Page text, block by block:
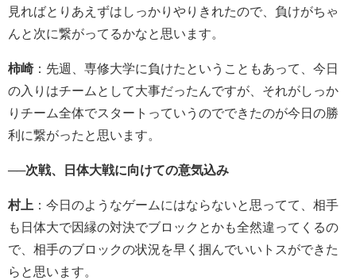
見ればとりあえずはしっかりやりきれたので、負けがちゃ
んと次に繋がってるかなと思います。
柿崎：先週、専修大学に負けたということもあって、今日
の入りはチームとして大事だったんですが、それがしっか
りチーム全体でスタートっていうのでできたのが今日の勝
利に繋がったと思います。
──次戦、日体大戦に向けての意気込み
村上 ：今日のようなゲームにはならないと思ってて、相手
も日体大で因縁の対決でブロックとかも全然違ってくるの
で、相手のブロックの状況を早く掴んでいいトスができた
らと思います。